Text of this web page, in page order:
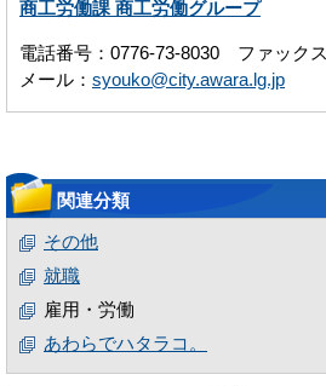
商工労働課 商工労働グループ
電話番号：0776-73-8030 ファック
メール： syouko@city.awara.lg.jp
関連分類
その他
就職
雇用・労働
あわらでハタラコ。